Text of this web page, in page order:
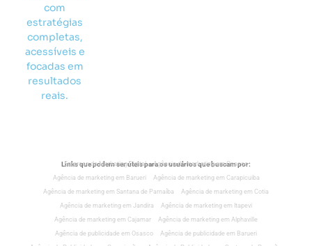
com
estratégias
completas,
acessíveis e
focadas em
resultados
reais.
Links que podem ser úteis para os usuários que buscam por:
Empresa de Marketing Digital
Agência de marketing em Osasco
Agência de marketing em Barueri
Agência de marketing em Carapicuiba
Agência de marketing em Santana de Parnaíba
Agência de marketing em Cotia
Agência de marketing em Jandira
Agência de marketing em Itapevi
Agência de marketing em Cajamar
Agência de marketing em Alphaville
Agência de publicidade em Osasco
Agência de publicidade em Barueri